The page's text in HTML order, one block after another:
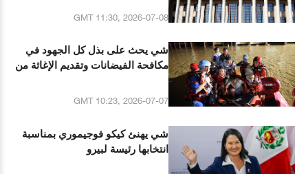
GMT 11:30, 2026-07-08
شي يحث على بذل كل الجهود في
مكافحة الفيضانات وتقديم الإغاثة من
GMT 10:23, 2026-07-07
شي يهنئ كيكو فوجيموري بمناسبة
انتخابها رئيسة لبيرو